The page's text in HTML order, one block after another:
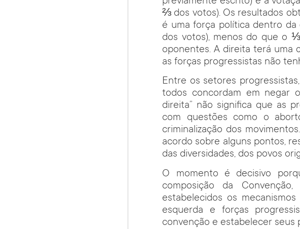
⅔ dos votos). Os resultados
é uma força política dentro da
dos votos), menos do que o
oponentes. A direita terá uma
as forças progressistas não
Entre os setores
todos concordam em negar
direita” não significa que as
com questões como o
criminalização dos
acordo sobre alguns pontos,
das diversidades, dos povos
O momento é decisivo
composição da
estabelecidos os
esquerda e forças
convenção e estabelecer